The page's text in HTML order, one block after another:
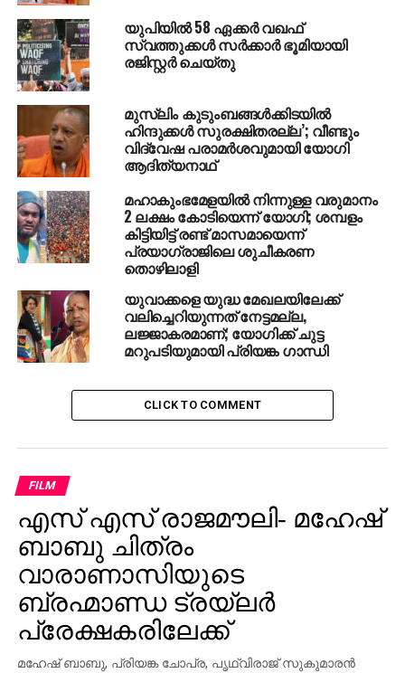
DON'T MISS
ഫലസ്തീനികളെ കൂട്ടക്കൊല ചെയ്ത
സൈന്യത്തിന് ഇസ്‌റാഈല്‍
പ്രധാനമന്ത്രിയുടെ പ്രശംസ
യുപിയില്‍ 58 ഏക്കര്‍ വഖഫ്
സ്വത്തുക്കള്‍ സര്‍ക്കാര്‍ ഭൂമിയായി
രജിസ്റ്റര്‍ ചെയ്തു
മുസ്‌ലിം കുടുംബങ്ങള്‍ക്കിടയില്‍
ഹിന്ദുക്കള്‍ സുരക്ഷിതരല്ല’; വീണ്ടും
വിദ്വേഷ പരാമര്‍ശവുമായി യോഗി
ആദിത്യനാഥ്
മഹാകുംഭമേളയില്‍ നിന്നുള്ള വരുമാനം
2 ലക്ഷം കോടിയെന്ന് യോഗി; ശമ്പളം
കിട്ടിയിട്ട് രണ്ട് മാസമായെന്ന്
പ്രയാഗ്‌രാജിലെ ശുചീകരണ
തൊഴിലാളി
യുവാക്കളെ യുദ്ധ മേഖലയിലേക്ക്
വലിച്ചെറിയുന്നത് നേട്ടമല്ല,
ലജ്ജാകരമാണ്; യോഗിക്ക് ചുട്ട
മറുപടിയുമായി പ്രിയങ്ക ഗാന്ധി
CLICK TO COMMENT
FILM
എസ് എസ് രാജമൗലി- മഹേഷ്
ബാബു ചിത്രം
വാരാണാസിയുടെ
ബ്രഹ്മാണ്ഡ ട്രയ്ലർ
പ്രേക്ഷകരിലേക്ക്
മഹേഷ് ബാബു, പ്രിയങ്ക ചോപ്ര, പൃഥ്വിരാജ് സുകുമാരൻ